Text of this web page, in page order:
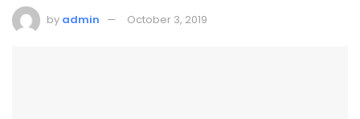
by admin October 3, 2019